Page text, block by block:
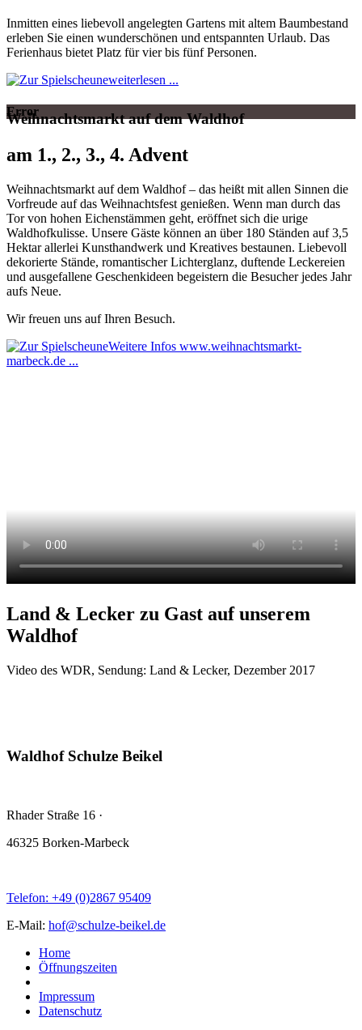
Inmitten eines liebevoll angelegten Gartens mit altem Baumbestand
erleben Sie einen wunderschönen und entspannten Urlaub. Das
Ferienhaus bietet Platz für vier bis fünf Personen.
weiterlesen ...
Error
Weihnachtsmarkt auf dem Waldhof
am 1., 2., 3., 4. Advent
Weihnachtsmarkt auf dem Waldhof – das heißt mit allen Sinnen die
Vorfreude auf das Weihnachtsfest genießen. Wenn man durch das
Tor von hohen Eichenstämmen geht, eröffnet sich die urige
Waldhofkulisse. Unsere Gäste können an über 180 Ständen auf 3,5
Hektar allerlei Kunsthandwerk und Kreatives bestaunen. Liebevoll
dekorierte Stände, romantischer Lichterglanz, duftende Leckereien
und ausgefallene Geschenkideen begeistern die Besucher jedes Jahr
aufs Neue.
Wir freuen uns auf Ihren Besuch.
Weitere Infos www.weihnachtsmarkt-
marbeck.de ...
Land & Lecker zu Gast auf unserem
Waldhof
Video des WDR, Sendung: Land & Lecker, Dezember 2017
Waldhof Schulze Beikel
Rhader Straße 16 ·
46325 Borken-Marbeck
Telefon: +49 (0)2867 95409
E-Mail: hof@schulze-beikel.de
Home
Öffnungszeiten
Impressum
Datenschutz